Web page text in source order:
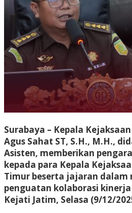
Surabaya – Kepala
Agus Sahat ST, S.H., M.H.,
Asisten, memberikan
kepada para Kepala
Timur beserta jajaran dalam
penguatan kolaborasi
Kejati Jatim, Selasa (9/12/